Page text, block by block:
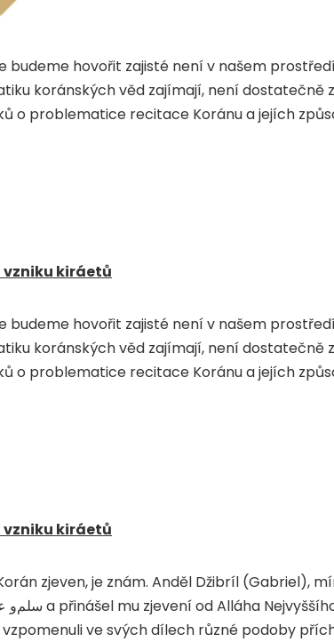
budeme hovořit zajisté není v našem
koránských věd zajímají, není dostatečně
o problematice recitace Koránu a jejích
kiráetů
budeme hovořit zajisté není v našem
koránských věd zajímají, není dostatečně
o problematice recitace Koránu a jejích
kiráetů
zjeven, je znám. Anděl Džibríl (Gabriel),
وسلم a přinášel mu zjevení od Alláha
ve svých dílech různé podoby